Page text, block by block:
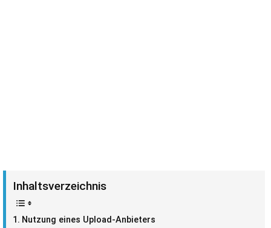
Inhaltsverzeichnis
Nutzung eines Upload-Anbieters